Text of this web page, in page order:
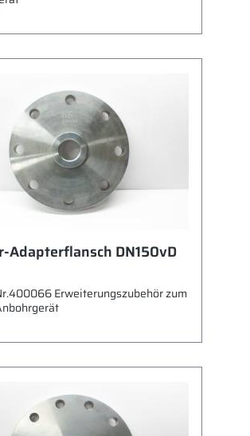
Adapterflansch DN150vD
Erweiterungszubehör zum